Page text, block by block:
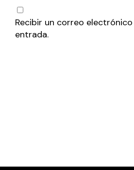
Recibir un correo
entrada.